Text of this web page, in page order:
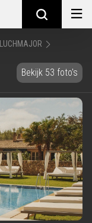
LLUCHMAJOR
Bekijk 53 foto's